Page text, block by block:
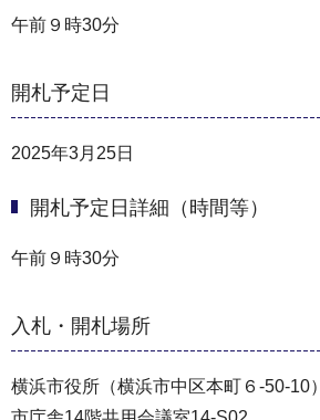
午前９時30分
開札予定日
2025年3月25日
開札予定日詳細（時間等）
午前９時30分
入札・開札場所
横浜市役所（横浜市中区本町６-50-10）